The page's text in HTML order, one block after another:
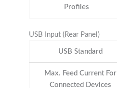
Profiles
USB Input (Rear Panel)
USB Standard
Max. Feed Current For
Connected Devices